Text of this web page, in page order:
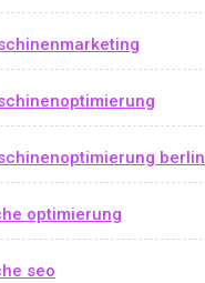
berlin
optimierung
seo